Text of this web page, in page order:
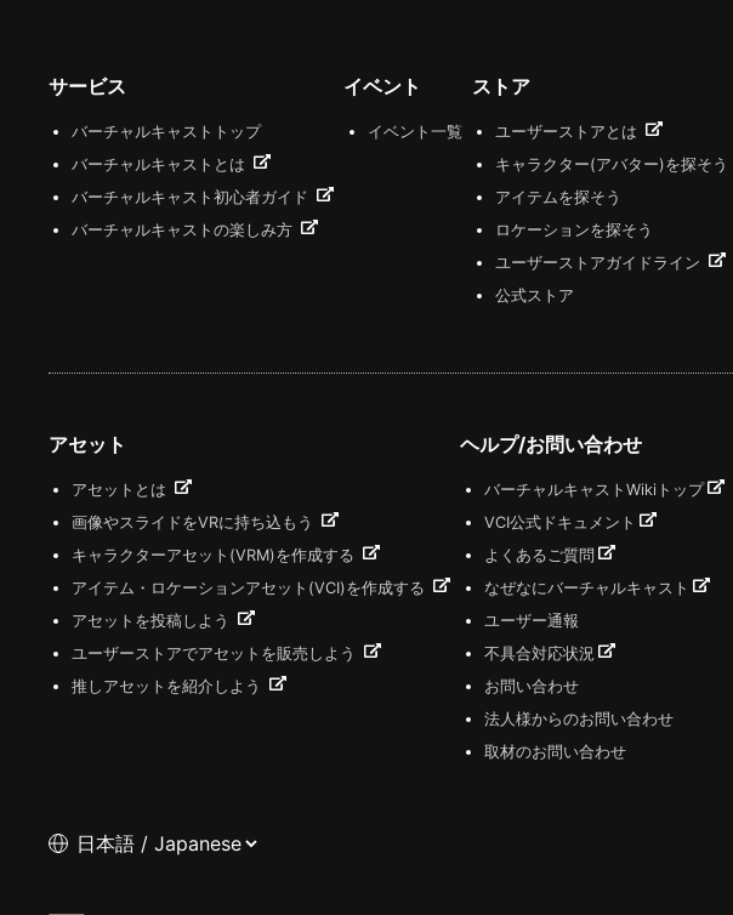
サービス
バーチャルキャストトップ
バーチャルキャストとは
バーチャルキャスト初心者ガイド
バーチャルキャストの楽しみ方
イベント
イベント一覧
ストア
ユーザーストアとは
キャラクター(アバター)を探そう
アイテムを探そう
ロケーションを探そう
ユーザーストアガイドライン
公式ストア
アセット
アセットとは
画像やスライドをVRに持ち込もう
キャラクターアセット(VRM)を作成する
アイテム・ロケーションアセット(VCI)を作成する
アセットを投稿しよう
ユーザーストアでアセットを販売しよう
推しアセットを紹介しよう
ヘルプ/お問い合わせ
バーチャルキャストWikiトップ
VCI公式ドキュメント
よくあるご質問
なぜなにバーチャルキャスト
ユーザー通報
不具合対応状況
お問い合わせ
法人様からのお問い合わせ
取材のお問い合わせ